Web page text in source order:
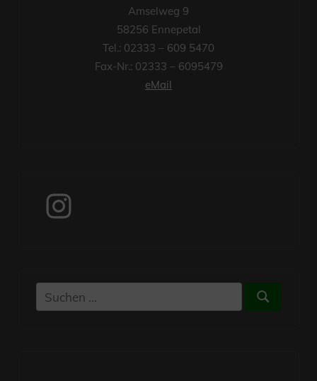
Amselweg 9
58256 Ennepetal
Tel.: 02333 – 609 5470
Fax-Nr.: 02333 – 6095479
eMail
Instagram
Suchen
nach:
Suchen